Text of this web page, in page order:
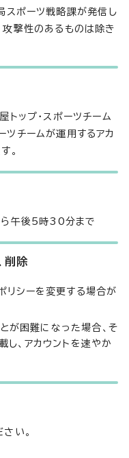
スポーツ戦略課が発信し
攻撃性のあるものは除き
トップ・スポーツチーム
チームが運用するアカ
。
午後5時30分まで
削除
リシーを変更する場合が
困難になった場合、そ
し、アカウントを速やか
い。